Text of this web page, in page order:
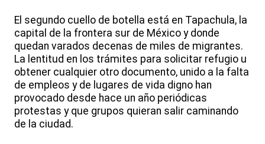
El segundo cuello de botella está en Tapachula, la
capital de la frontera sur de México y donde
quedan varados decenas de miles de migrantes.
La lentitud en los trámites para solicitar refugio u
obtener cualquier otro documento, unido a la falta
de empleos y de lugares de vida digno han
provocado desde hace un año periódicas
protestas y que grupos quieran salir caminando
de la ciudad.